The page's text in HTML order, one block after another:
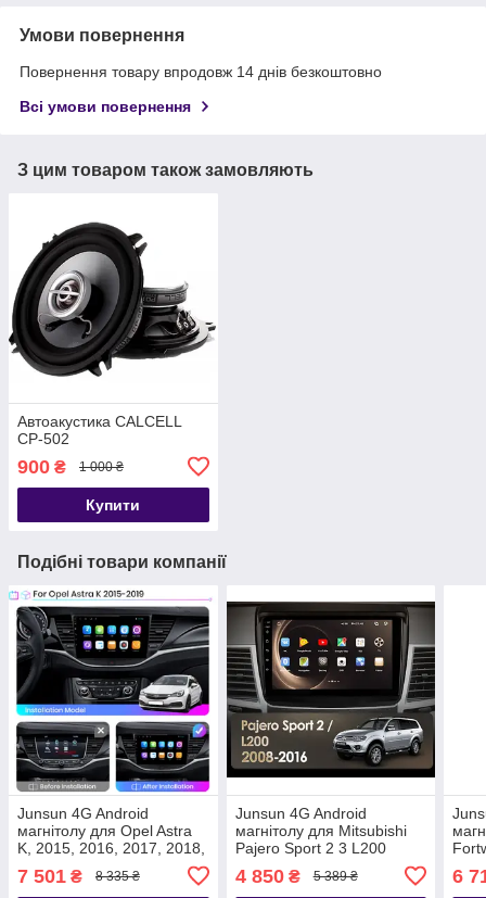
Умови повернення
Повернення товару впродовж 14 днів безкоштовно
Всі умови повернення
З цим товаром також замовляють
Автоакустика CALCELL
CP-502
900 ₴ 1 000 ₴
Купити
Подібні товари компанії
Junsun 4G Android
магнітолу для Opel Astra
K, 2015, 2016, 2017, 2018,
7 501 ₴ 8 335 ₴
Junsun 4G Android
магнітолу для Mitsubishi
Pajero Sport 2 3 L200
4 850₴ 5 389 ₴ 6